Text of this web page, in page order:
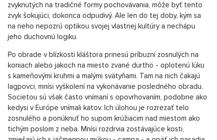
zvyknutých na tradičné formy pochovávania, môže byť tento
zvyk šokujúci, dokonca odpudivý. Ale len do tej doby, kým sa
na neho nepozrú optikou svojej vlastnej kultúry a nechápu
jeho duchovnú logiku.
Po obrade v blízkosti kláštora prinesú príbuzní zosnulých na
koniach alebo jakoch na miesto zvané durthö - oplotenú lúku
s kameňovými kruhmi a malými svätyňami. Tam na nich čakajú
lagpovci, mnísi vyškolení na vykonávanie posledného obradu.
Societou sú však často vnímaní s opovrhovaním, podobne ako
kedysi v Európe vnímali katov. Ich úlohou je rozrezať telo
zosnulého a ponúknuť ho supom krúžiacim nad miestom ako
tichým poslom z neba. Mnísi rozdrvia zostávajúce kosti,